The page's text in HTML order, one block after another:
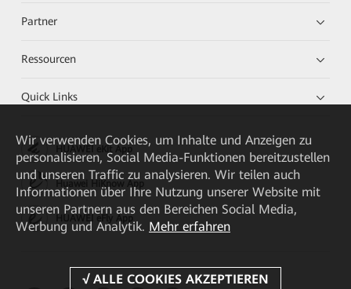
Partner
Ressourcen
Quick Links
HUAWEI eKit App
Huawei HiKnow App
HUAWEI eFly App
Wir verwenden Cookies, um Inhalte und Anzeigen zu
personalisieren, Social Media-Funktionen bereitzustellen
und unseren Traffic zu analysieren. Wir teilen auch
Informationen über Ihre Nutzung unserer Website mit
unseren Partnern aus den Bereichen Social Media,
Werbung und Analytik. Mehr erfahren